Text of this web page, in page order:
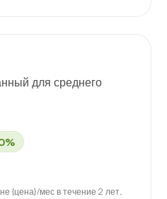
для среднего
{цена}/мес в течение 2 лет.